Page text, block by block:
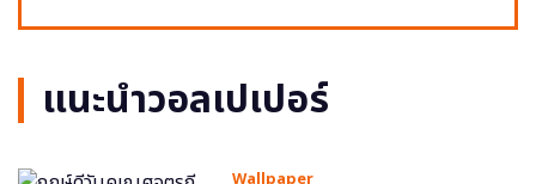
แนะนำวอลเปเปอร์
Wallpaper